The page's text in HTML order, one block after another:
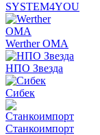
SYSTEM4YOU
Werther OMA
НПО Звезда
Сибек
Станкоимпорт